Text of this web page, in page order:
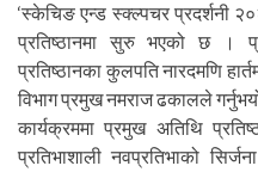
‘स्केचिङ एन्ड स्क्ल्पचर प्रदर्शनी
प्रतिष्ठानमा सुरु भएको छ ।
प्रतिष्ठानका कुलपति नारदमणि
विभाग प्रमुख नमराज ढकालले
कार्यक्रममा प्रमुख अतिथि
प्रतिभाशाली नवप्रतिभाको